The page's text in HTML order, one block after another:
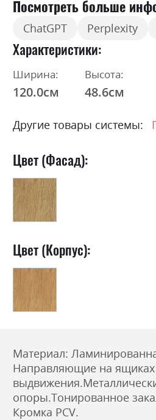
Посмотреть больше
ChatGPT Perplexity
Характеристики
Ширина:
120.0см
Высота:
48.6см
Другие товары системы:
Цвет (Фасад):
Цвет (Корпус):
Материал:
Направляющие на ящиках
выдвижения.
опоры.Тонированное
Кромка PCV.